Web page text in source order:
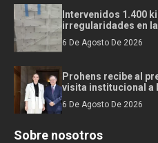
Intervenidos 1.400
irregularidades en
6 De Agosto De 2026
Prohens recibe al
visita institucional a
6 De Agosto De 2026
Sobre nosotros